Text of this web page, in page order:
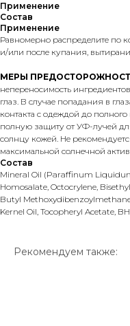
Применение
Состав
Применение
Равномерно распределите по
и/или после купания,
МЕРЫ
непереносимость
глаз. В случае попадания в
контакта с одеждой до
полную защиту от УФ-лучей
солнцу кожей. Не
максимальной солнечной
Состав
Mineral Oil (Paraffinum
Homosalate, Octocrylene,
Butyl
Kernel Oil, Tocopheryl Acetate,
Рекомендуем также: